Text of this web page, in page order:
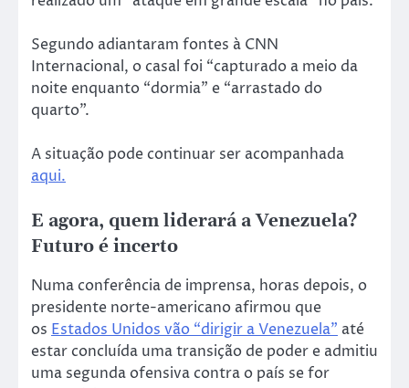
Segundo adiantaram fontes à CNN
Internacional, o casal foi “capturado a meio da
noite enquanto “dormia” e “arrastado do
quarto”.
A situação pode continuar ser acompanhada
aqui.
E agora, quem liderará a Venezuela?
Futuro é incerto
Numa conferência de imprensa, horas depois, o
presidente norte-americano afirmou que
os Estados Unidos vão “dirigir a Venezuela” até
estar concluída uma transição de poder e admitiu
uma segunda ofensiva contra o país se for